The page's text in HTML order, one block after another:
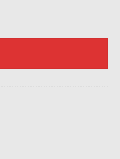
วละคร Super